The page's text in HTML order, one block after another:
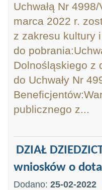
Uchwałą Nr
marca 2022 r.
z zakresu kultury
do
Dolnośląskiego z
do Uchwały Nr
publicznego z...
DZIAŁ
wniosków o
Dodano: 25-02-2022